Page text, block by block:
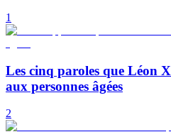
1
Les cinq paroles que Léon
aux personnes âgées
2